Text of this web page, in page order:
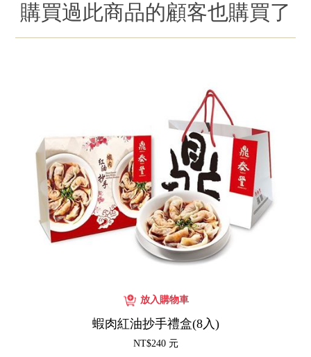
購買過此商品的顧客也購買了
蝦肉紅油抄手禮盒(8入)
NT$240 元